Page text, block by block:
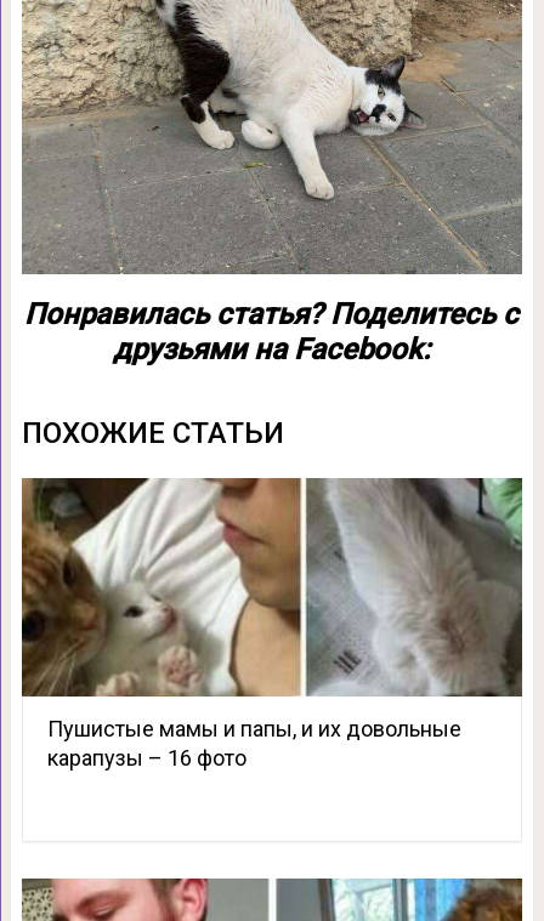
Понравилась статья? Поделитесь с
друзьями на Facebook:
ПОХОЖИЕ СТАТЬИ
Пушистые мамы и папы, и их довольные
карапузы – 16 фото